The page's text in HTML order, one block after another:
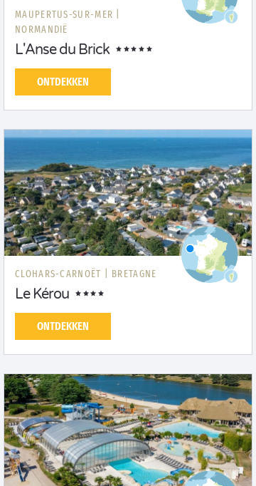
MAUPERTUS-SUR-MER |
NORMANDIË
L'Anse du Brick
ONTDEKKEN
CLOHARS-CARNOËT | BRETAGNE
Le Kérou
ONTDEKKEN